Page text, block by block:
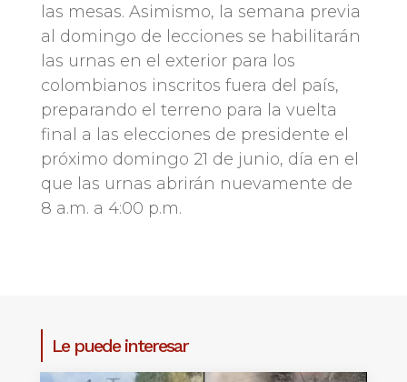
las mesas. Asimismo, la semana previa
al domingo de lecciones se habilitarán
las urnas en el exterior para los
colombianos inscritos fuera del país,
preparando el terreno para la vuelta
final a las elecciones de presidente el
próximo domingo 21 de junio, día en el
que las urnas abrirán nuevamente de
8 a.m. a 4:00 p.m.
Le puede interesar